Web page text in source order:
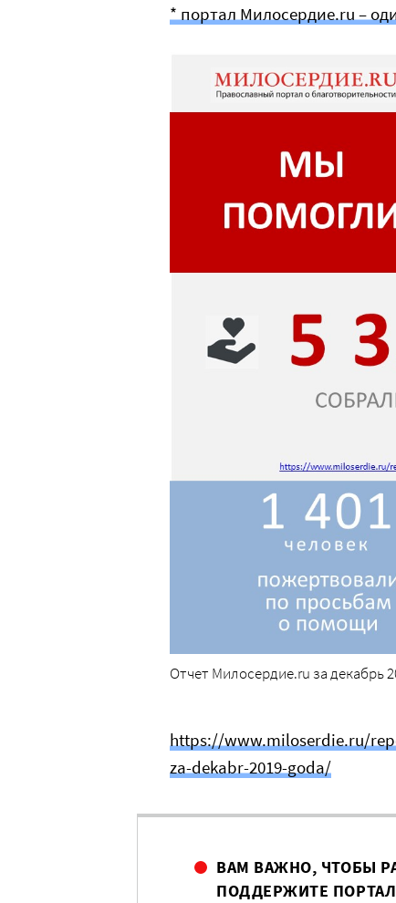
* портал Милосердие.ru –
Отчет Милосердие.ru за декабрь
https://www.miloserdie.ru/
za-dekabr-2019-goda/
ВАМ ВАЖНО, ЧТОБЫ
ПОДДЕРЖИТЕ